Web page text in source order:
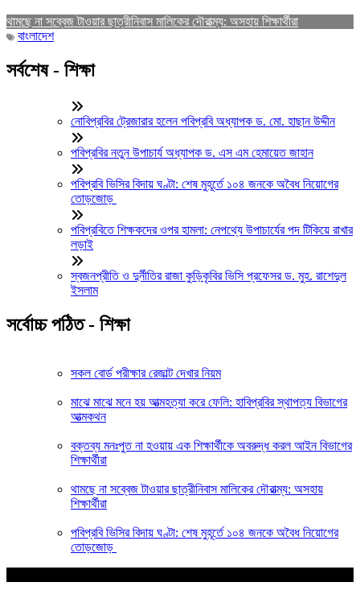
থামছে না সব্বেজ টাওয়ার ছাত্রীনিবাস মালিকের দৌরাত্ম্য: অসহায় শিক্ষার্থীরা
বাংলাদেশ
সর্বশেষ - শিক্ষা
নোবিপ্রবির ট্রেজারার হলেন পবিপ্রবি অধ্যাপক ড. মো. হাছান উদ্দীন
পবিপ্রবির নতুন উপাচার্য অধ্যাপক ড. এস এম হেমায়েত জাহান
পবিপ্রবি ভিসির বিদায় ঘণ্টা: শেষ মুহূর্তে ১০৪ জনকে অবৈধ নিয়োগের
তোড়জোড়
পবিপ্রবিতে শিক্ষকদের ওপর হামলা: নেপথ্যে উপাচার্যের পদ টিকিয়ে রাখার
লড়াই
স্বজনপ্রীতি ও দুর্নীতির রাজা কুড়িকৃবির ভিসি প্রফেসর ড. মুহ. রাশেদুল
ইসলাম
সর্বোচ্চ পঠিত - শিক্ষা
সকল বোর্ড পরীক্ষার রেজাল্ট দেখার নিয়ম
মাঝে মাঝে মনে হয় আত্মহত্যা করে ফেলি: হাবিপ্রবির স্থাপত্য বিভাগের
আত্মকথন
বক্তব্য মনঃপুত না হওয়ায় এক শিক্ষার্থীকে অবরুদ্ধ করল আইন বিভাগের
শিক্ষার্থীরা
থামছে না সব্বেজ টাওয়ার ছাত্রীনিবাস মালিকের দৌরাত্ম্য: অসহায়
শিক্ষার্থীরা
পবিপ্রবি ভিসির বিদায় ঘণ্টা: শেষ মুহূর্তে ১০৪ জনকে অবৈধ নিয়োগের
তোড়জোড়